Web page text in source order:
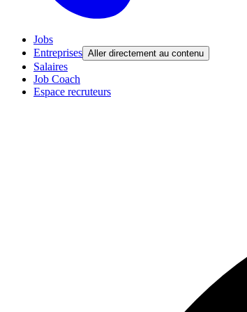
Jobs
Entreprises Aller directement au contenu
Salaires
Job Coach
Espace recruteurs